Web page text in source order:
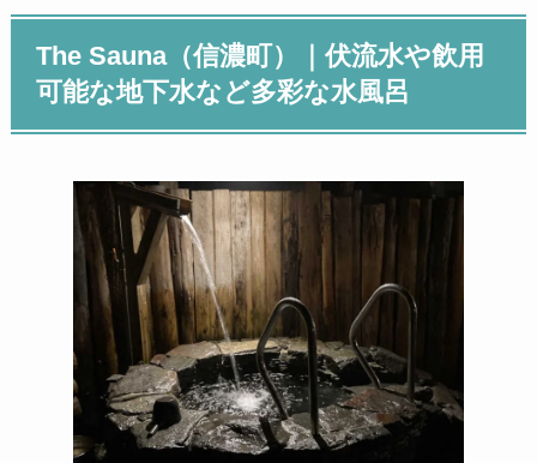
The Sauna（信濃町）
｜伏流水や飲用
可能な地下水など多彩な水風呂